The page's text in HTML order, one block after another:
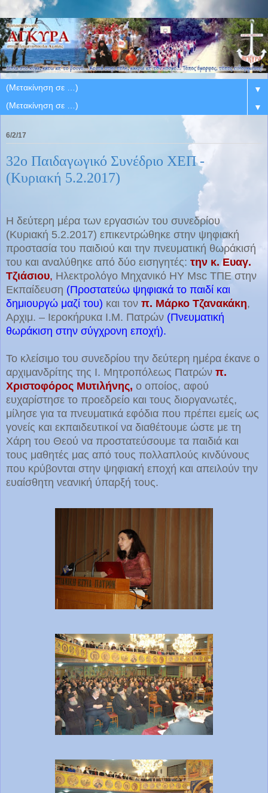
▼
▼
6/2/17
32ο Παιδαγωγικό Συνέδριο ΧΕΠ -
(Κυριακή 5.2.2017)
Η δεύτερη μέρα των εργασιών του συνεδρίου
(Κυριακή 5.2.2017) επικεντρώθηκε στην ψηφιακή
προστασία του παιδιού και την πνευματική θωράκισή
του και αναλύθηκε από δύο εισηγητές: την κ. Ευαγ.
Τζιάσιου, Ηλεκτρολόγο Μηχανικό ΗΥ Msc ΤΠΕ στην
Εκπαίδευση (Προστατεύω ψηφιακά το παιδί και
δημιουργώ μαζί του) και τον π. Μάρκο Τζανακάκη,
Αρχιμ. – Ιεροκήρυκα Ι.Μ. Πατρών (Πνευματική
θωράκιση στην σύγχρονη εποχή).
Το κλείσιμο του συνεδρίου την δεύτερη ημέρα έκανε ο
αρχιμανδρίτης της Ι. Μητροπόλεως Πατρών π.
Χριστοφόρος Μυτιλήνης, ο οποίος, αφού
ευχαρίστησε το προεδρείο και τους διοργανωτές,
μίλησε για τα πνευματικά εφόδια που πρέπει εμείς ως
γονείς και εκπαιδευτικοί να διαθέτουμε ώστε με τη
Χάρη του Θεού να προστατεύσουμε τα παιδιά και
τους μαθητές μας από τους πολλαπλούς κινδύνους
που κρύβονται στην ψηφιακή εποχή και απειλούν την
ευαίσθητη νεανική ύπαρξή τους.